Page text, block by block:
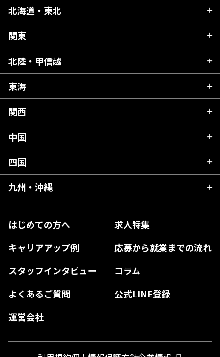
はじめての方へ
求人特集
キャリアアップ例
応募から就業までの流れ
スタッフインタビュー
コラム
よくあるご質問
公式LINE登録
運営会社
北海道・東北
北海道
青森県
秋田県
岩手県
宮城県
福島県
関東
茨城県
栃木県
群馬県
千葉県
東京都
神奈川県
北陸・甲信越
新潟県
富山県
石川県
山梨県
長野県
東海
岐阜県
静岡県
愛知県
関西
滋賀県
京都府
大阪府
奈良県
和歌山県
中国
広島県
岡山県
島根県
山口県
四国
愛媛県
高知県
徳島県
九州・沖縄
熊本県
宮崎県